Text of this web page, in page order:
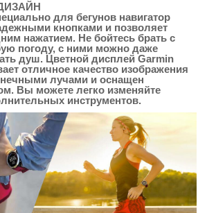
для бегунов навигатор
кнопками и позволяет
нажатием. Не бойтесь брать с
погоду, с ними можно даже
душ. Цветной дисплей Garmin
отличное качество изображения
лучами и оснащен
Вы можете легко изменяйте
инструментов.